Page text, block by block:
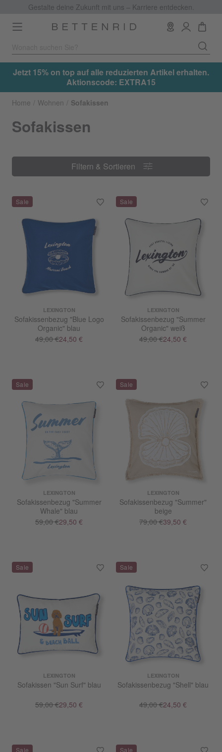
Gestalte deine Zukunft mit uns – Karriere entdecken.
Toggle
navigation
Jetzt 15% on top auf alle reduzierten Artikel erhalten.
Aktionscode: EXTRA15
Home Wohnen Sofakissen
Sofakissen
Filtern & Sortieren
Filtern & Sortieren
LEXINGTON
Sofakissenbezug "Blue Logo
Organic" blau
49,00 €24,50 €
LEXINGTON
Sofakissenbezug "Summer
Organic" weiß
49,00 €24,50 €
LEXINGTON
Sofakissenbezug "Summer
Whale" blau
59,00 €29,50 €
LEXINGTON
Sofakissenbezug "Summer"
beige
79,00 €39,50 €
LEXINGTON
Sofakissen "Sun Surf" blau
59,00 €29,50 €
LEXINGTON
Sofakissenbezug "Shell" blau
49,00 €24,50 €